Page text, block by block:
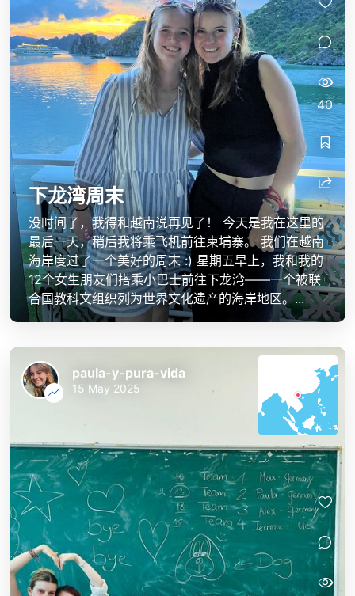
下龙湾周末
没时间了，我得和越南说再见了！ 今天是我在这里的
最后一天，稍后我将乘飞机前往柬埔寨。 我们在越南
海岸度过了一个美好的周末 :) 星期五早上，我和我的
12个女生朋友们搭乘小巴士前往下龙湾——一个被联
合国教科文组织列为世界文化遗产的海岸地区。...
40
paula-y-pura-vida
15 May 2025